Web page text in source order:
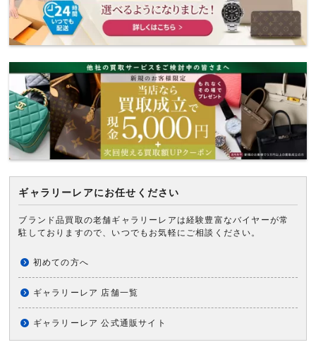
ギャラリーレアにお任せください
ブランド品買取の老舗ギャラリーレアは経験豊富なバイヤーが常
駐しておりますので、いつでもお気軽にご相談ください。
初めての方へ
ギャラリーレア 店舗一覧
ギャラリーレア 公式通販サイト